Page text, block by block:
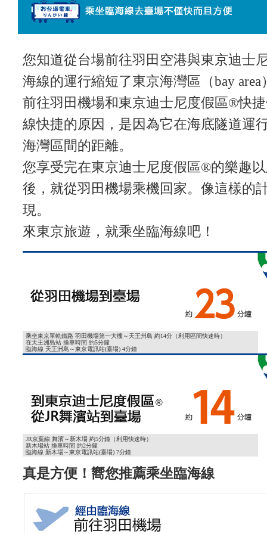
您知道從台場前往羽田空港與東京迪士
海線的運行縮短了東京海灣區（bay
前往羽田機場和東京迪士尼度假區®快
線快捷的原因，是因為它在海底隧道運
海灣區間的距離。
您享受完在東京迪士尼度假區®的樂趣
後，就從羽田機場乘機回家。像這樣的
現。
來東京旅遊，就乘坐臨海線吧！
乘坐東京單軌鐵路 羽田機場第一大樓～天王州島 約14分（利用區間快速時）
在天王洲島站 換車時間 約5分鐘
臨海線 天王洲島～東京電訊站(臺場) 4分鐘
JR京葉線 舞濱～新木場 約5分鐘（利用快速時）
新木場站 換車時間 約2分鐘
臨海線 新木場～東京電訊站(臺場) 7分鐘
真是方便！嚮您推薦乘坐臨海線